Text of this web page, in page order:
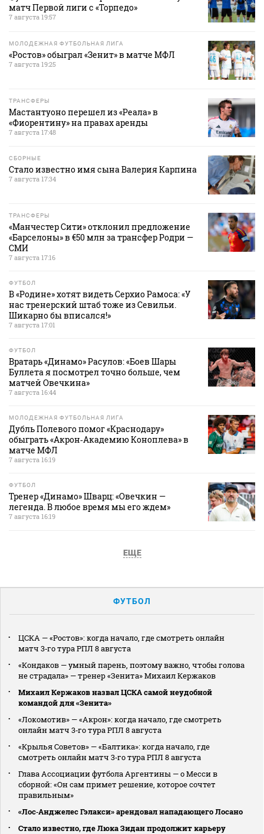
матч Первой лиги с «Торпедо»
7 августа 19:57
МОЛОДЕЖНАЯ ФУТБОЛЬНАЯ ЛИГА
«Ростов» обыграл «Зенит» в матче МФЛ
7 августа 19:25
ТРАНСФЕРЫ
Мастантуоно перешел из «Реала» в
«Фиорентину» на правах аренды
7 августа 17:48
СБОРНЫЕ
Стало известно имя сына Валерия Карпина
7 августа 17:34
ТРАНСФЕРЫ
«Манчестер Сити» отклонил предложение
«Барселоны» в €50 млн за трансфер Родри —
СМИ
7 августа 17:16
ФУТБОЛ
В «Родине» хотят видеть Серхио Рамоса: «У
нас тренерский штаб тоже из Севильи.
Шикарно бы вписался!»
7 августа 17:01
ФУТБОЛ
Вратарь «Динамо» Расулов: «Боев Шары
Буллета я посмотрел точно больше, чем
матчей Овечкина»
7 августа 16:44
МОЛОДЕЖНАЯ ФУТБОЛЬНАЯ ЛИГА
Дубль Полевого помог «Краснодару»
обыграть «Акрон‑Академию Коноплева» в
матче МФЛ
7 августа 16:19
ФУТБОЛ
Тренер «Динамо» Шварц: «Овечкин —
легенда. В любое время мы его ждем»
7 августа 16:19
ЕЩЕ
ФУТБОЛ
ЦСКА — «Ростов»: когда начало, где смотреть онлайн
матч 3‑го тура РПЛ 8 августа
«Кондаков — умный парень, поэтому важно, чтобы голова
не страдала» — тренер «Зенита» Михаил Кержаков
Михаил Кержаков назвал ЦСКА самой неудобной
командой для «Зенита»
«Локомотив» — «Акрон»: когда начало, где смотреть
онлайн матч 3‑го тура РПЛ 8 августа
«Крылья Советов» — «Балтика»: когда начало, где
смотреть онлайн матч 3‑го тура РПЛ 8 августа
Глава Ассоциации футбола Аргентины — о Месси в
сборной: «Он сам примет решение, которое сочтет
правильным»
«Лос‑Анджелес Гэлакси» арендовал нападающего Лосано
Стало известно, где Люка Зидан продолжит карьеру